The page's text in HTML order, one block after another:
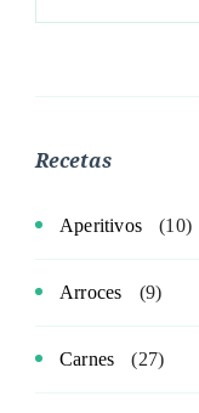
Recetas
Aperitivos (10)
Arroces (9)
Carnes (27)